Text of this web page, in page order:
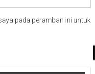
pada peramban ini untuk